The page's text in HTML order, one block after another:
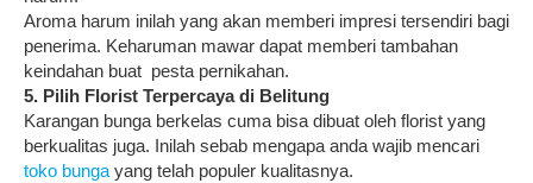
Aroma harum inilah yang akan memberi impresi tersendiri bagi
penerima. Keharuman mawar dapat memberi tambahan
keindahan buat pesta pernikahan.
5. Pilih Florist Terpercaya di Belitung
Karangan bunga berkelas cuma bisa dibuat oleh florist yang
berkualitas juga. Inilah sebab mengapa anda wajib mencari
toko bunga yang telah populer kualitasnya.